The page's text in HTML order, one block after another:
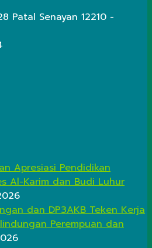
Patal Senayan 12210 -
Apresiasi Pendidikan
Al-Karim dan Budi Luhur
dan DP3AKB Teken Kerja
Perempuan dan